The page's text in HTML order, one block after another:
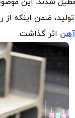
ضمن اینکه از
اثر گذاشت.